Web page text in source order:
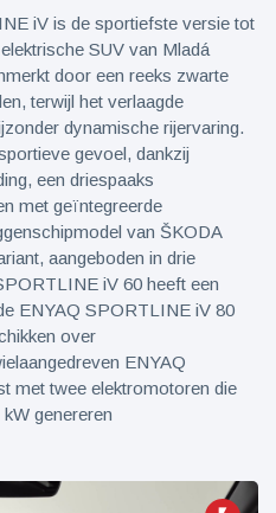
iV is de sportiefste versie tot
SUV van Mladá
door een reeks zwarte
terwijl het verlaagde
dynamische rijervaring.
gevoel, dankzij
een driespaaks
met geïntegreerde
van ŠKODA
aangeboden in drie
iV 60 heeft een
ENYAQ SPORTLINE iV 80
over
ENYAQ
met twee elektromotoren die
genereren